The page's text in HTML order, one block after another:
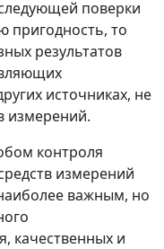
поверки
пригодность, то
результатов
источниках, не
измерений.
контроля
измерений
важным, но
качественных и